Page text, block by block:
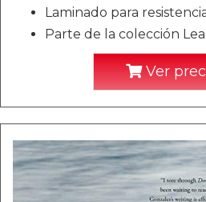
Laminado para
Parte de la colección
Ver